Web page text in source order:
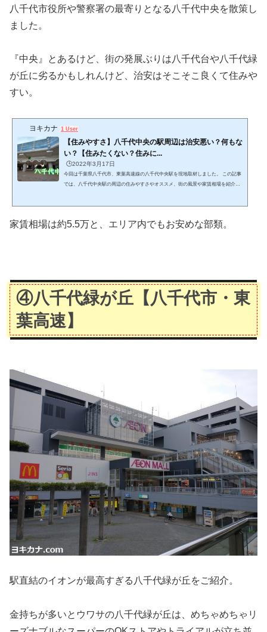
八千代市役所や警察署の最寄りとなる八千代中央を散策し
ました。
『中央』とあるけど、街の発展ぶりは八千代台や八千代緑
が丘に劣るかもしれんけど、治安はそこそこ良くて住みや
すい。
ヨキカナ 1 User
【住みやすさ】八千代中央の駅周辺は治安悪い？何もな
い？【住みたくない？住みに...
🕒️2022年3月17日
今回は千葉県八千代市、東葉高速線の八千代中央駅を現地取材しました。 この記事
では、八千代中央駅の周辺の住みやすさやオススメ、街の風景や家賃相場を紹介し
の生の雰囲気をお伝えします。 このページをチェックする事で、八千代中央駅の周
家賃相場は約5.5万と、エリア内でもお安めな部類。
④八千代緑が丘 【八千代市・東
葉高速】
駅直結のイオンが最高すぎる八千代緑が丘をご紹介。
金持ちが多いとウワサの八千代緑が丘は、めちゃめちゃリ